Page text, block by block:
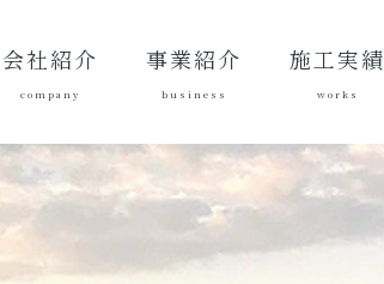
会社紹介
company
つ
事業紹介
business
施工実績
works
績
績